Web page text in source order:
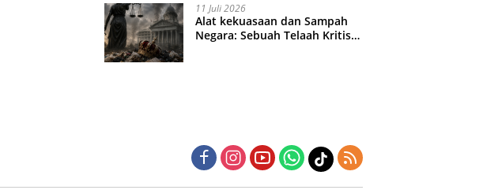
11 Juli 2026
Alat kekuasaan dan Sampah
Negara: Sebuah Telaah Kritis